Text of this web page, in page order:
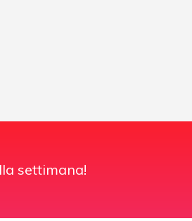
settimana!